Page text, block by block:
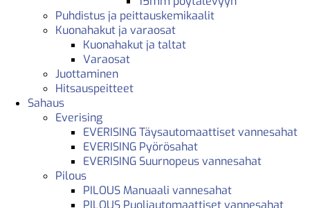
Puhdistus ja peittauskemikaalit
Kuonahakut ja varaosat
Kuonahakut ja taltat
Varaosat
Juottaminen
Hitsauspeitteet
Sahaus
Everising
EVERISING Täysautomaattiset vannesahat
EVERISING Pyörösahat
EVERISING Suurnopeus vannesahat
Pilous
PILOUS Manuaali vannesahat
PILOUS Puoliautomaattiset vannesahat